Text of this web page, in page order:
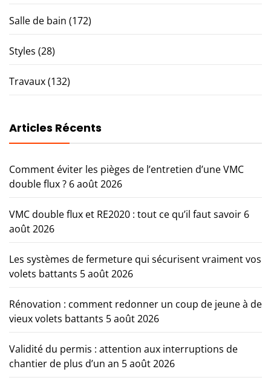
Salle de bain (172)
Styles (28)
Travaux(132)
Articles Récents
Comment éviter les pièges de l’entretien d’une VMC
double flux ? 6 août 2026
VMC double flux et RE2020 : tout ce qu’il faut savoir 6
août 2026
Les systèmes de fermeture qui sécurisent vraiment vos
volets battants 5 août 2026
Rénovation : comment redonner un coup de jeune à de
vieux volets battants 5 août 2026
Validité du permis : attention aux interruptions de
chantier de plus d’un an 5 août 2026